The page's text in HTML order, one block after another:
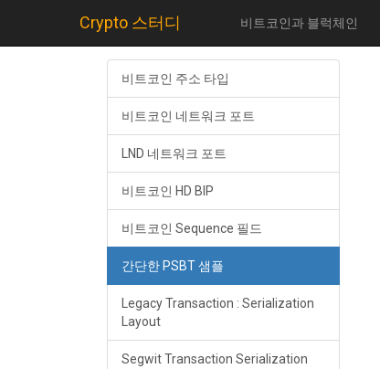
Crypto 스터디 비트코인과 블럭체인
비트코인 주소 타입
비트코인 네트워크 포트
LND 네트워크 포트
비트코인 HD BIP
비트코인 Sequence 필드
간단한 PSBT 샘플
Legacy Transaction : Serialization
Layout
Segwit Transaction Serialization